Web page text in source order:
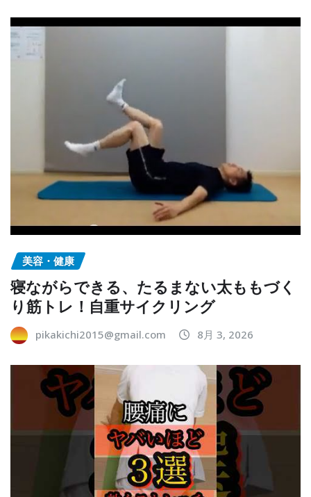
美容・健康
寝ながらできる、たるまない太ももづく
り筋トレ！自重サイクリング
pikakichi2015@gmail.com 8月 3, 2026